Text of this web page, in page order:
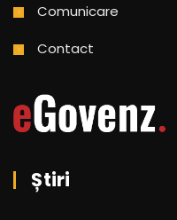
Comunicare
Contact
Știri